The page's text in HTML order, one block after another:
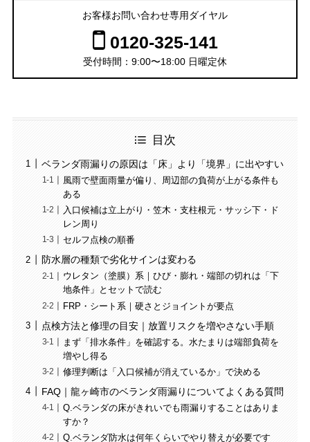
お客様お問い合わせ専用ダイヤル
0120-325-141
受付時間：9:00〜18:00 日曜定休
目次
ベランダ雨漏りの原因は「床」より「境界」に出やすい
風雨で壁面雨量が偏り、周辺部の負荷が上がる条件も
ある
入口候補は立上がり・笠木・支柱根元・サッシ下・ド
レン周り
セルフ点検の順番
防水層の種類で劣化サインは変わる
ウレタン（塗膜）系｜ひび・膨れ・端部の切れは「下
地条件」とセットで読む
FRP・シート系｜硬さとジョイントが要点
点検方法と修理の目安｜放置リスクを増やさない手順
まず「排水条件」を確認する。水たまりは端部負荷を
増やし得る
修理判断は「入口候補が消えているか」で決める
FAQ｜龍ヶ崎市のベランダ雨漏りについてよくある質問
Q.ベランダの床がきれいでも雨漏りすることはありま
すか？
Q.ベランダ防水は何年くらいでやり替えが必要です